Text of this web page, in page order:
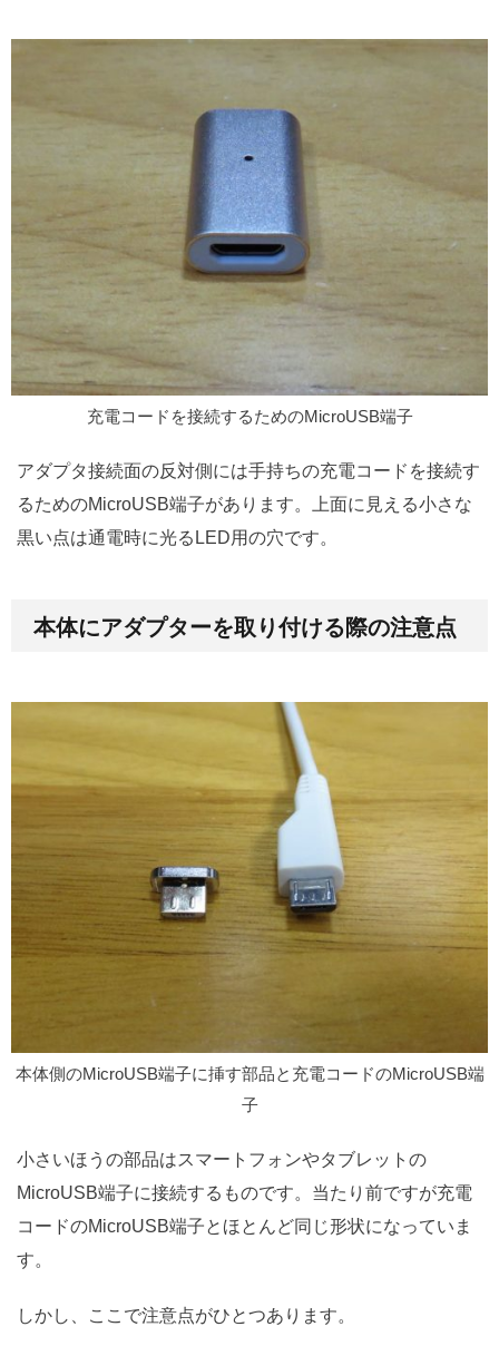
充電コードを接続するためのMicroUSB端子
アダプタ接続面の反対側には手持ちの充電コードを接続す
るためのMicroUSB端子があります。上面に見える小さな
黒い点は通電時に光るLED用の穴です。
本体にアダプターを取り付ける際の注意点
本体側のMicroUSB端子に挿す部品と充電コードのMicroUSB端
子
小さいほうの部品はスマートフォンやタブレットの
MicroUSB端子に接続するものです。当たり前ですが充電
コードのMicroUSB端子とほとんど同じ形状になっていま
す。
しかし、ここで注意点がひとつあります。